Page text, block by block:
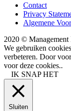
Contact
Privacy
Algemene
2020 © Management
We gebruiken
verbeteren. Door
voor deze cookies..
IK SNAP HET
Sluiten